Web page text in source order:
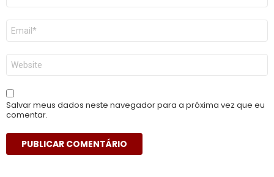
E-
mail
*
Site
Salvar meus dados neste navegador para a próxima vez que eu
comentar.